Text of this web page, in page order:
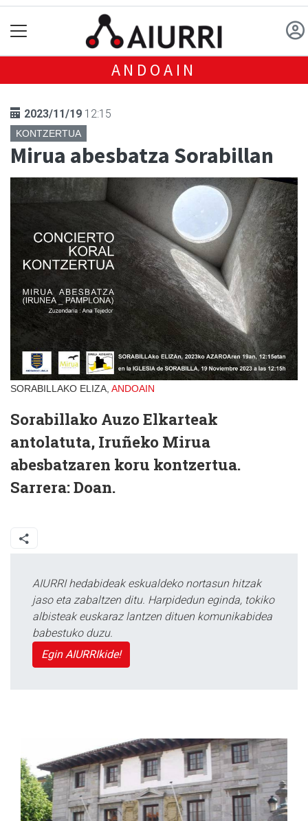
ANDOAIN
2023/11/19 12:15
KONTZERTUA
Mirua abesbatza Sorabillan
SORABILLAKO ELIZA, ANDOAIN
Sorabillako Auzo Elkarteak
antolatuta, Iruñeko Mirua
abesbatzaren koru kontzertua.
Sarrera: Doan.
AIURRI hedabideak eskualdeko nortasun hitzak
jaso eta zabaltzen ditu. Harpidedun eginda, tokiko
albisteak euskaraz lantzen dituen komunikabidea
babestuko duzu.
Egin AIURRIkide!